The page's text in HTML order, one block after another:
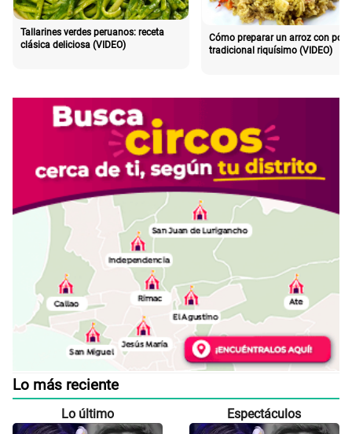
Tallarines verdes peruanos: receta
clásica deliciosa (VIDEO)
Cómo preparar un arroz con pollo
tradicional riquísimo (VIDEO)
Lo más reciente
Lo último Espectáculos